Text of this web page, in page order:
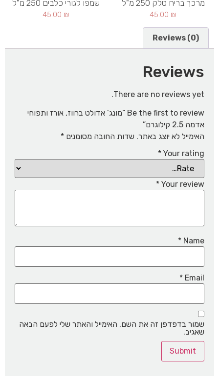
מרכך בריח טלק 250 מ"ל
45.00 ₪
שמפו לגורי כלבים 250 מ"ל
45.00 ₪
Reviews (0)
Reviews
There are no reviews yet.
Be the first to review “מונג’ אדולט ברווז, אורז ותפוחי
אדמה 2.5 קילוגרם”
האימייל לא יוצג באתר. שדות החובה מסומנים *
Your rating
*
Your review
*
Name
*
Email
*
שמור בדפדפן זה את השם, האימייל והאתר שלי לפעם הבאה
שאגיב.